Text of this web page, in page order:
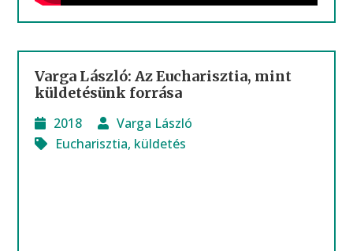
Varga László: Az Eucharisztia, mint
küldetésünk forrása
2018
Varga László
Eucharisztia, küldetés